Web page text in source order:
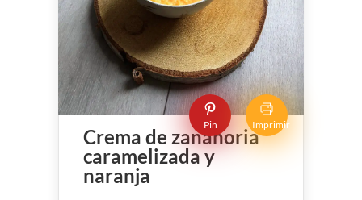
Pin Imprimir
Crema de zanahoria
caramelizada y
naranja